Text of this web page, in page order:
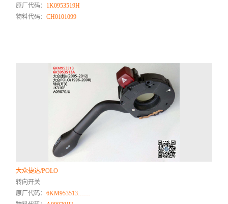
原厂代码： 1K0953519H
物料代码：CH0101099
大众捷达/POLO
转向开关
原厂代码：6KM953513……